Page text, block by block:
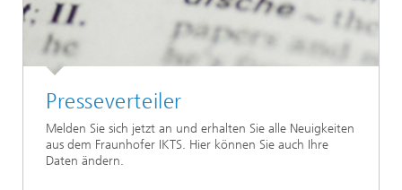
Presseverteiler
Melden Sie sich jetzt an und erhalten Sie alle Neuigkeiten
aus dem Fraunhofer IKTS. Hier können Sie auch Ihre
Daten ändern.